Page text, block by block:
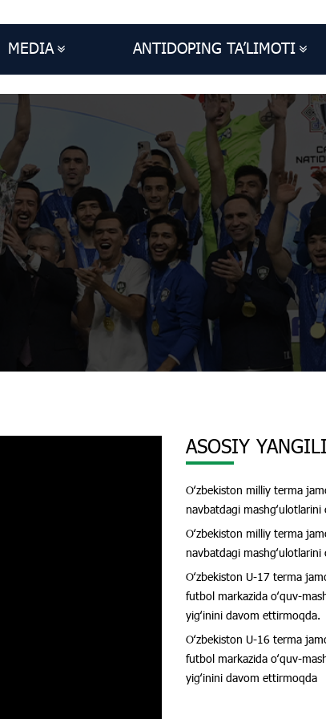
MEDIA ANTIDOPING TA’LIMOTI
ASOSIY
Oʻzbekiston milliy terma
navbatdagi mashgʻulotlarini
Oʻzbekiston milliy terma
navbatdagi mashgʻulotlarini
Oʻzbekiston U-17 terma
futbol markazida oʻquv-
yigʻinini davom ettirmoqda.
Oʻzbekiston U-16 terma
futbol markazida oʻquv-
yigʻinini davom ettirmoqda